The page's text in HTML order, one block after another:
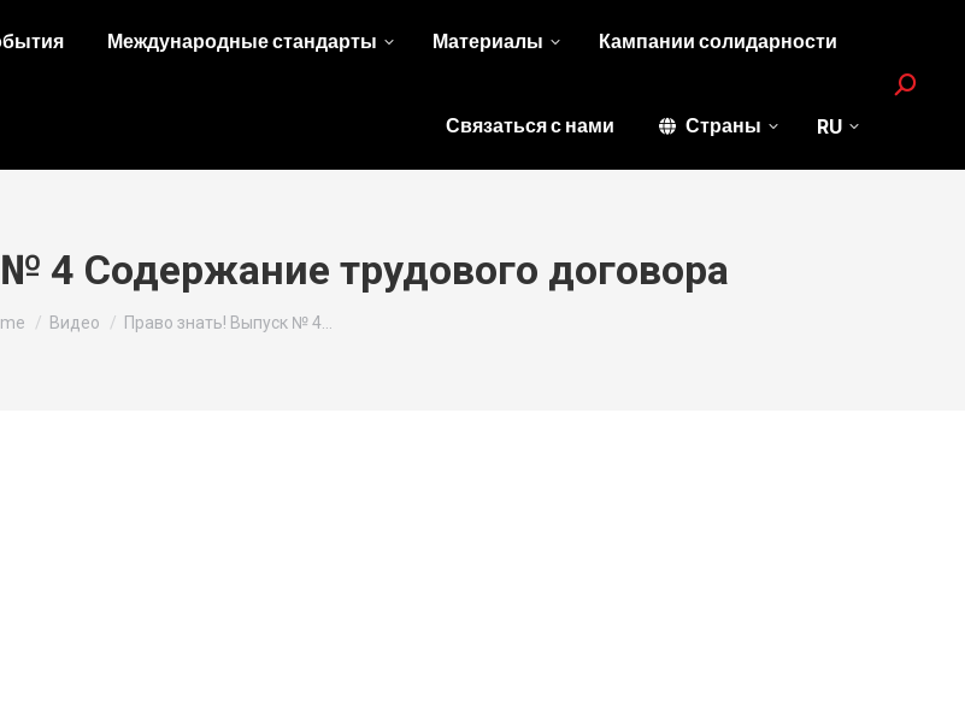
Международные стандарты Материалы Кампании солидарности
Связаться с нами Страны RU
Search:
4 Содержание трудового договора
are here:Видео Право знать! Выпуск № 4…